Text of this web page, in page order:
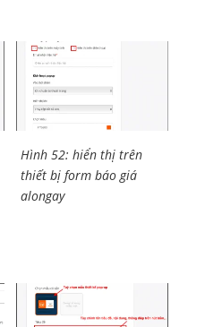
Hình 52: hiển thị trên
thiết bị form báo giá
alongay